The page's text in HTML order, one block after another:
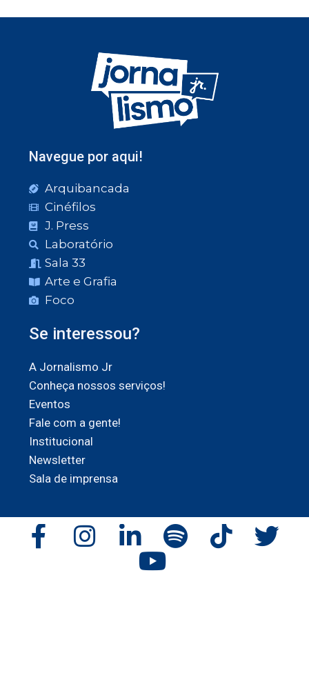
Navegue por aqui!
Arquibancada
Cinéfilos
J. Press
Laboratório
Sala 33
Arte e Grafia
Foco
Se interessou?
A Jornalismo Jr
Conheça nossos serviços!
Eventos
Fale com a gente!
Institucional
Newsletter
Sala de imprensa